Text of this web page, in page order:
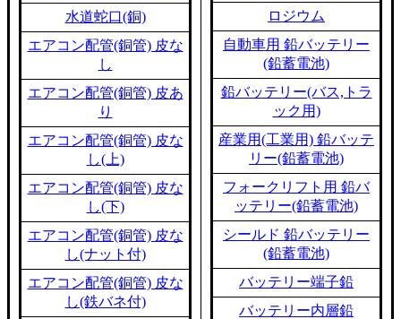
水道蛇口(銅)
エアコン配管(銅管) 皮な
し
エアコン配管(銅管) 皮あ
り
エアコン配管(銅管) 皮な
し(上)
エアコン配管(銅管) 皮な
し(下)
エアコン配管(銅管) 皮な
し(ナット付)
エアコン配管(銅管) 皮な
し(鉄バネ付)
ロジウム
自動車用 鉛バッテリー
(鉛蓄電池)
鉛バッテリー(バス,トラ
ック用)
産業用(工業用) 鉛バッテ
リー(鉛蓄電池)
フォークリフト用 鉛バ
ッテリー(鉛蓄電池)
シールド 鉛バッテリー
(鉛蓄電池)
バッテリー端子鉛
バッテリー内層鉛